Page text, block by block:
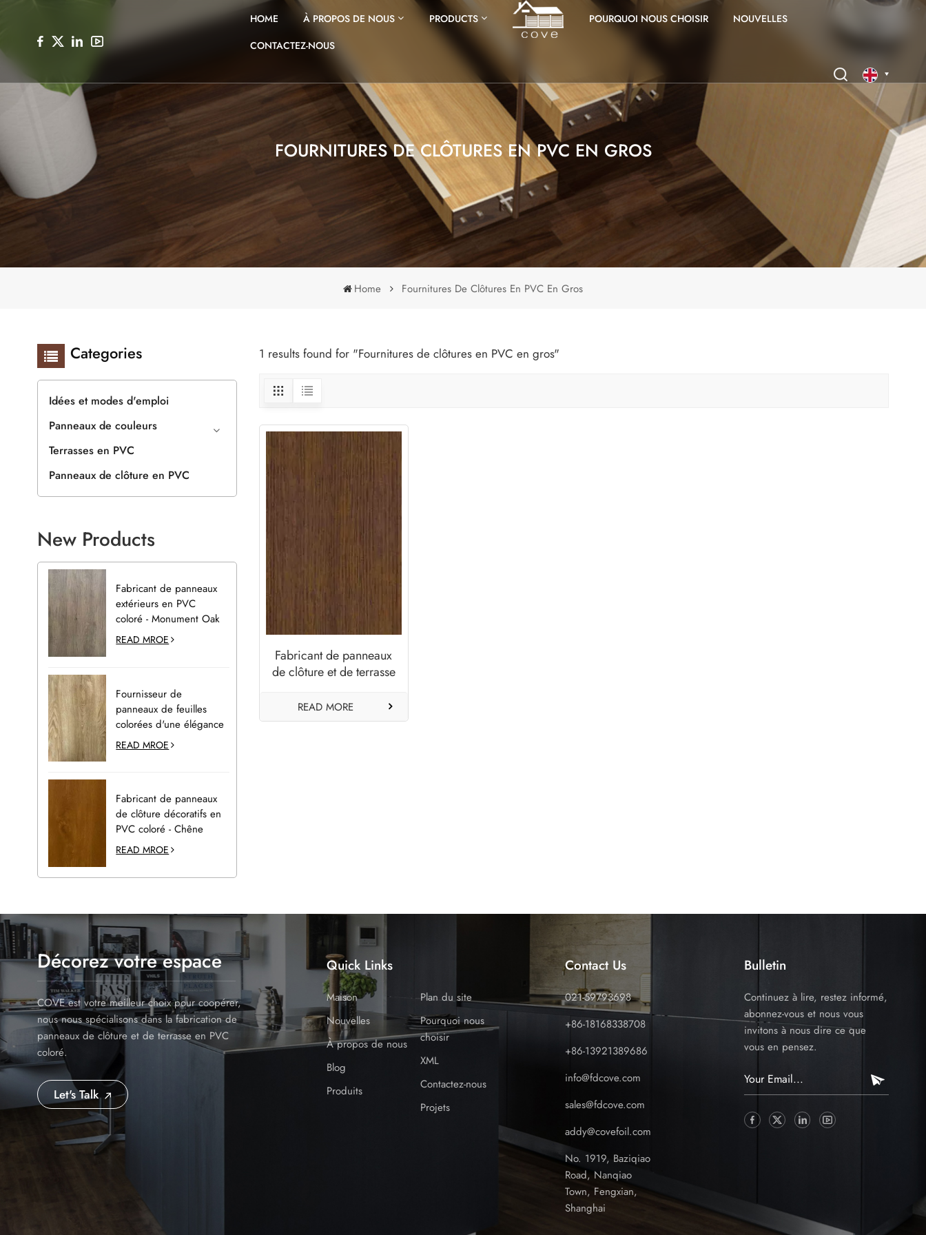
HOME À PROPOS DE NOUS PRODUCTS POURQUOI NOUS CHOISIR
NOUVELLES
CONTACTEZ-NOUS
FOURNITURES DE CLÔTURES EN PVC EN GROS
Home Fournitures De Clôtures En PVC En Gros
Categories
Idées et modes d'emploi
Panneaux de couleurs
Terrasses en PVC
Panneaux de clôture en PVC
New Products
Fabricant de panneaux
extérieurs en PVC
coloré - Monument Oak
READ MROE
Fournisseur de
panneaux de feuilles
colorées d'une élégance
naturelle pour la
décoration extérieure -
READ MROE
Fabricant de panneaux
de clôture décoratifs en
PVC coloré - Chêne
doré
READ MROE
1 results found for "Fournitures de clôtures en PVC en gros"
Fabricant de panneaux
de clôture et de terrasse
café
READ MORE
Décorez votre espace
COVE est votre meilleur choix pour coopérer,
nous nous spécialisons dans la fabrication de
panneaux de clôture et de terrasse en PVC
coloré.
Let's Talk
Quick Links
Maison
Nouvelles
À propos de nous
Blog
Produits
Plan du site
Pourquoi nous
choisir
XML
Contactez-nous
Projets
Contact Us
021-59793698
+86-18168338708
+86-13921389686
info@fdcove.com
sales@fdcove.com
addy@covefoil.com
No. 1919, Baziqiao
Road, Nanqiao
Town, Fengxian,
Shanghai
Bulletin
Continuez à lire, restez informé,
abonnez-vous et nous vous
invitons à nous dire ce que
vous en pensez.